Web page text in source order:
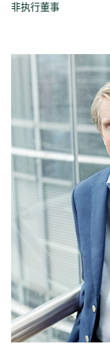
非执行董事